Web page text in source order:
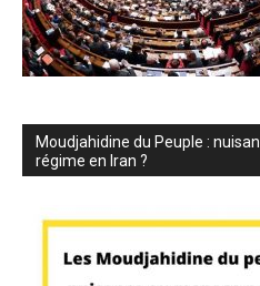
Moudjahidine du Peuple :
régime en Iran ?